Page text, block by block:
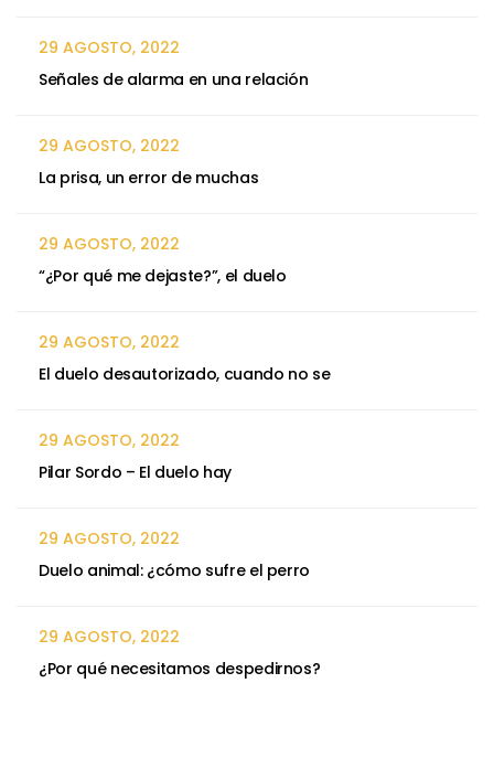
29 AGOSTO, 2022
Señales de alarma en una relación
29 AGOSTO, 2022
La prisa, un error de muchas
29 AGOSTO, 2022
“¿Por qué me dejaste?”, el duelo
29 AGOSTO, 2022
El duelo desautorizado, cuando no se
29 AGOSTO, 2022
Pilar Sordo – El duelo hay
29 AGOSTO, 2022
Duelo animal: ¿cómo sufre el perro
29 AGOSTO, 2022
¿Por qué necesitamos despedirnos?